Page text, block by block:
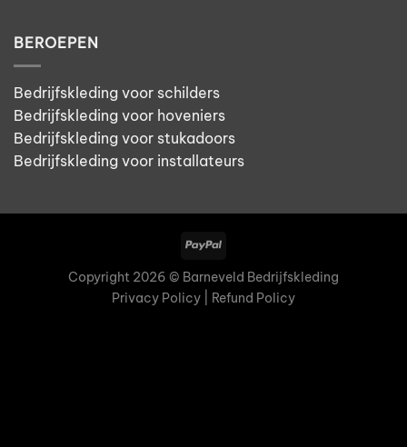
BEROEPEN
Bedrijfskleding voor schilders
Bedrijfskleding voor hoveniers
Bedrijfskleding voor stukadoors
Bedrijfskleding voor installateurs
Copyright 2026 © Barneveld Bedrijfskleding
Privacy Policy | Refund Policy